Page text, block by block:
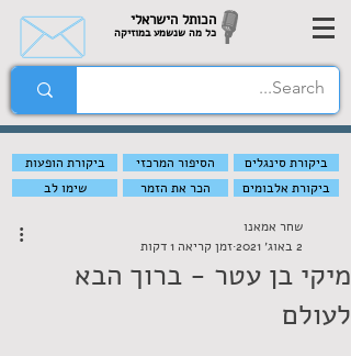
הכותל הישראלי
כל מה שנשמע במוזיקה
ביקורת הופעות הסיפור המרכזי
ביקורת סינגלים
שימו לב
הכר את הזמר ביקורת אלבומים
מיקי בן עטר - ברוך הבא
לעולם
שחר אמאנו
2 באוג׳ 2021
זמן קריאה 1 דקות